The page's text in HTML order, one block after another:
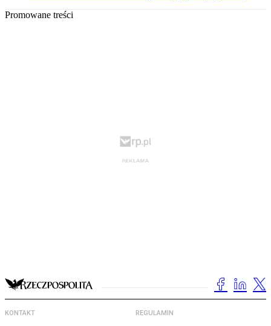
Promowane treści
KONTAKT REGULAMIN